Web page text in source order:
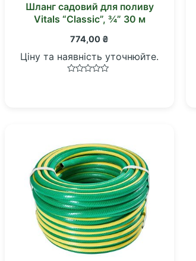
Шланг садовий для поливу
Vitals “Classic”, ¾” 30 м
774,00 ₴
Ціну та наявність уточнюйте.